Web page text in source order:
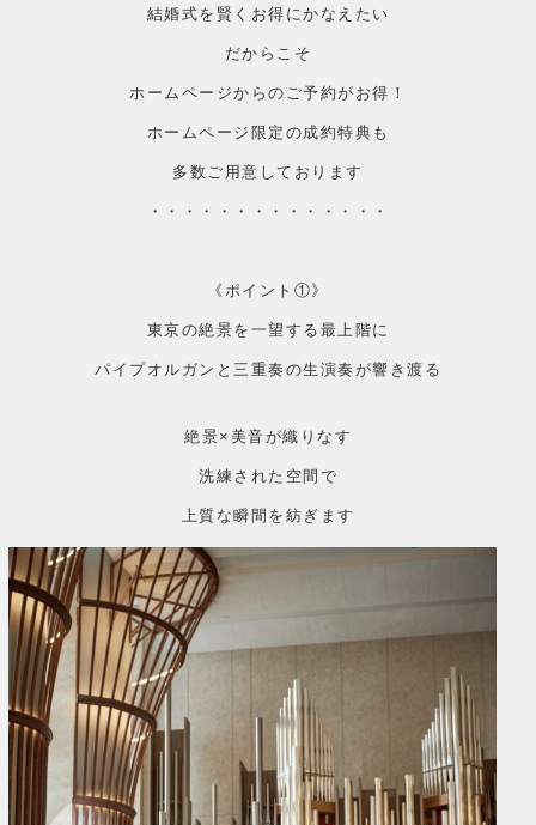
結婚式を賢くお得にかなえたい
だからこそ
ホームページからのご予約がお得！
ホームページ限定の成約特典も
多数ご用意しております
・・・・・・・・・・・・・・
《ポイント①》
東京の絶景を一望する最上階に
パイプオルガンと三重奏の生演奏が響き渡る
絶景×美音が織りなす
洗練された空間で
上質な瞬間を紡ぎます